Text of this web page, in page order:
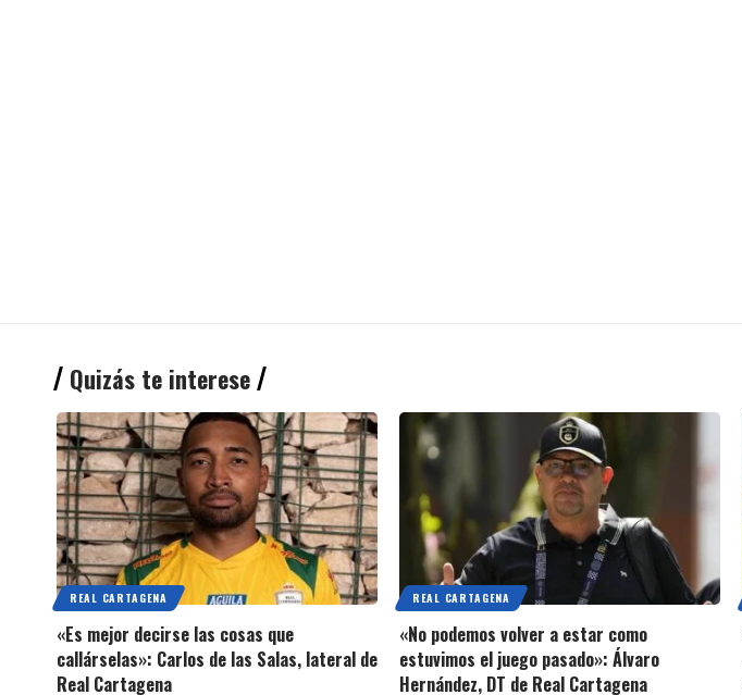
Quizás te interese
REAL CARTAGENA
«Es mejor decirse las cosas que
callárselas»: Carlos de las Salas, lateral de
Real Cartagena
REAL CARTAGENA
«No podemos volver a estar como
estuvimos el juego pasado»: Álvaro
Hernández, DT de Real Cartagena